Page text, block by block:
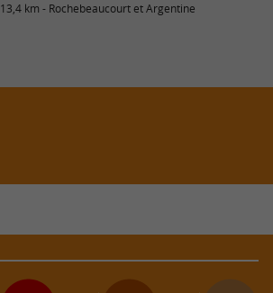
13,4 km - Rochebeaucourt et Argentine